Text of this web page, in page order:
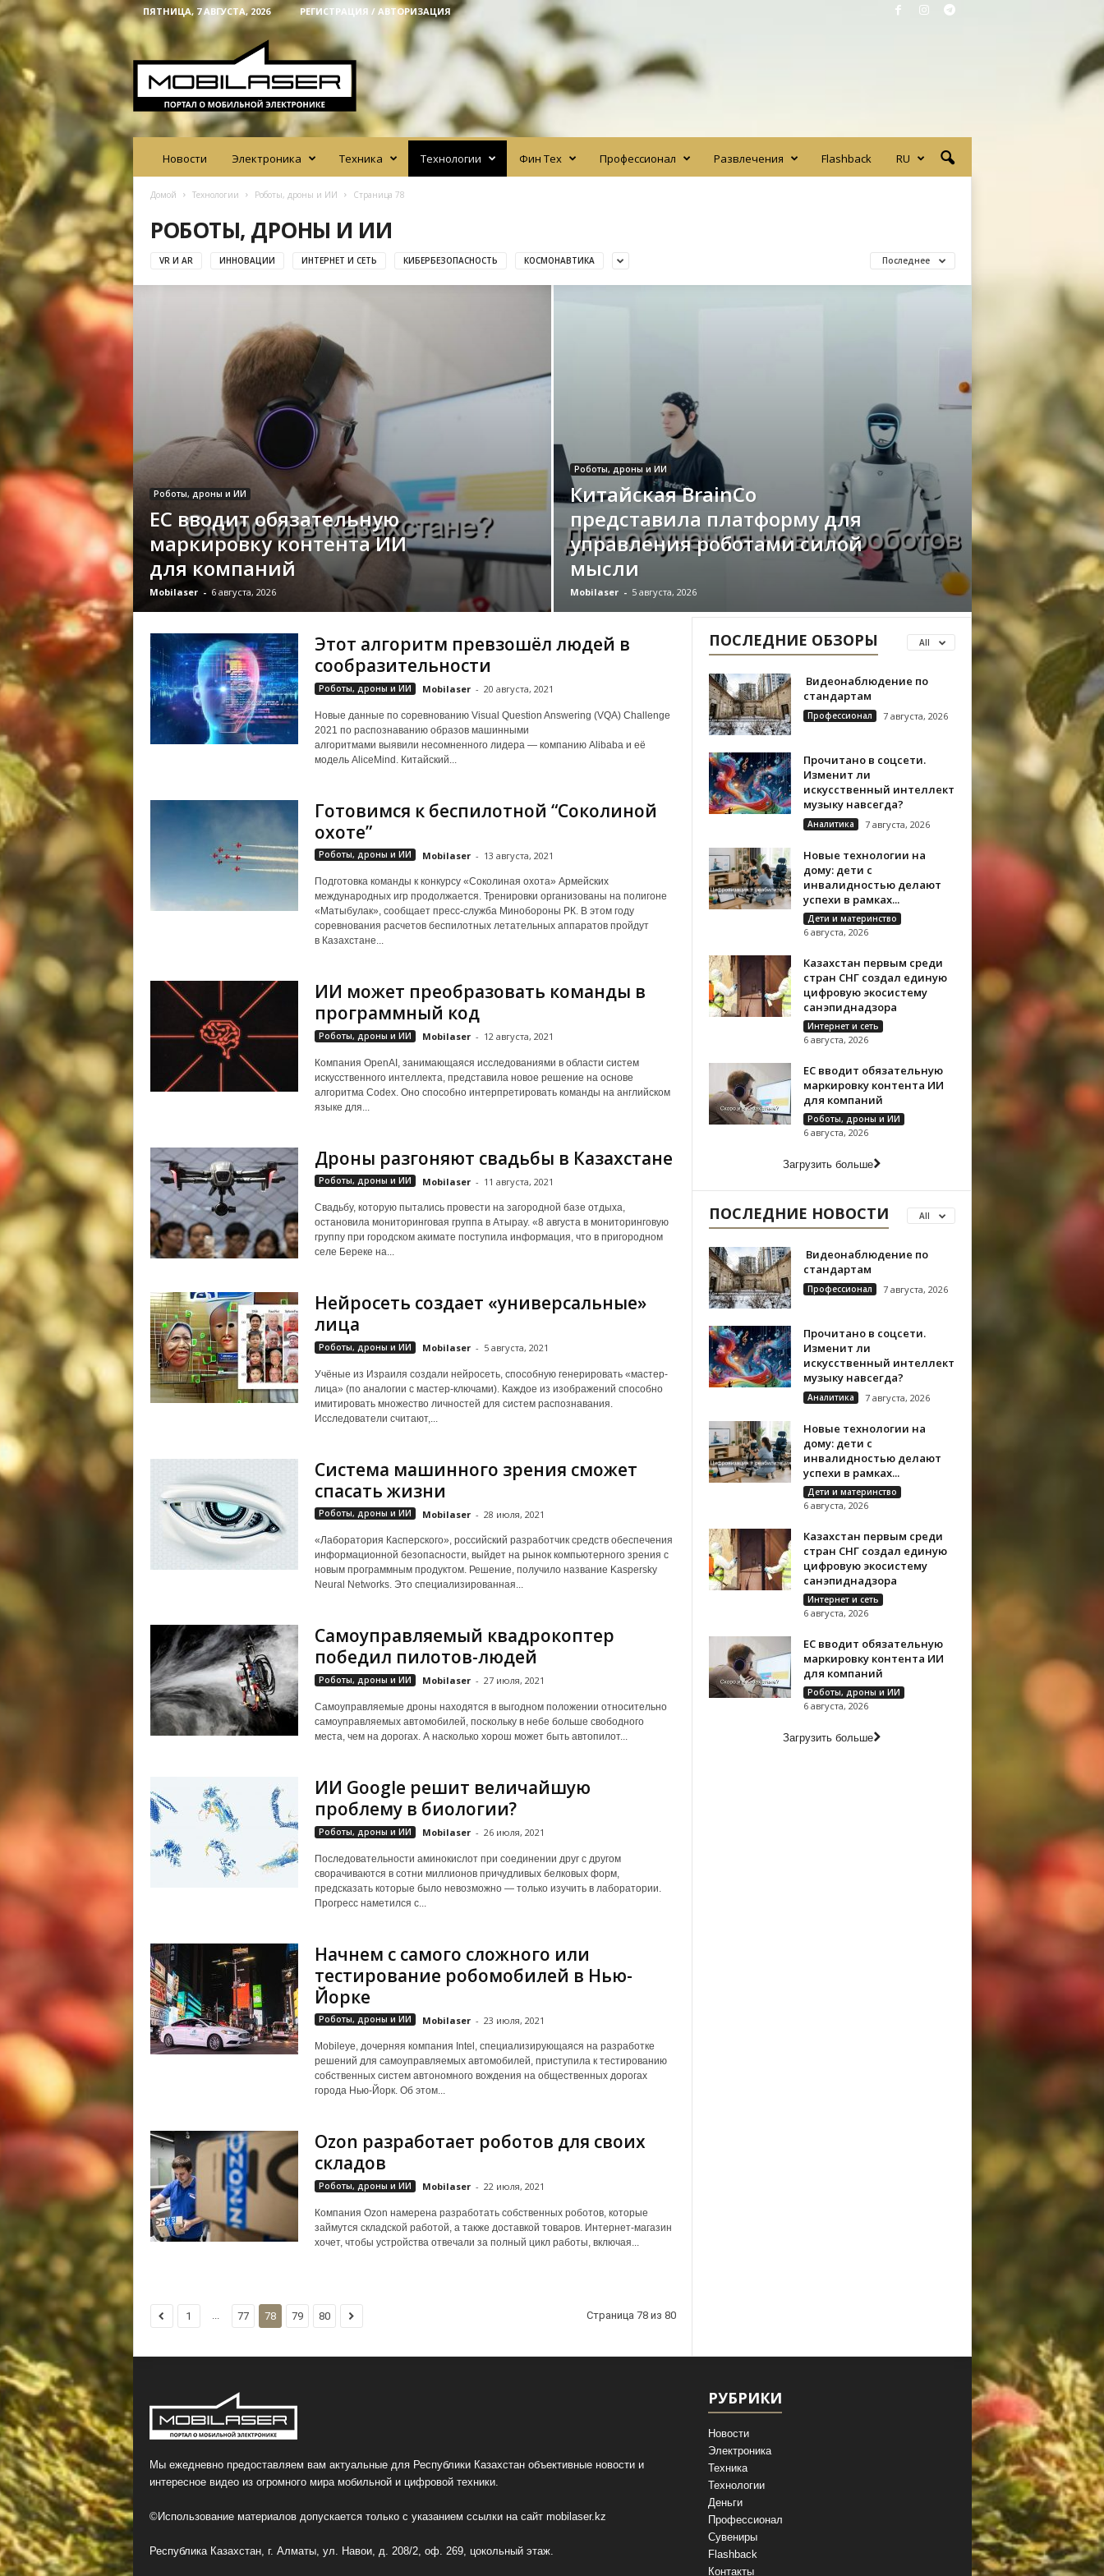
ПЯТНИЦА, 7 АВГУСТА, 2026 РЕГИСТРАЦИЯ / АВТОРИЗАЦИЯ
M
i
l
a
s
r
Новости Электроника Техника Технологии Фин Тех Профессионал Развлечения Flashback RU
Домой Технологии Роботы, дроны и ИИ Страница 78
РОБОТЫ, ДРОНЫ И ИИ
VR И AR ИННОВАЦИИ ИНТЕРНЕТ И СЕТЬ КИБЕРБЕЗОПАСНОСТЬ КОСМОНАВТИКА Последнее
Роботы, дроны и ИИ
ЕС вводит обязательную
маркировку контента ИИ
для компаний
Mobilaser - 6 августа, 2026
Роботы, дроны и ИИ
Китайская BrainCo
представила платформу для
управления роботами силой
мысли
Mobilaser - 5 августа, 2026
Этот алгоритм превзошёл людей в
сообразительности
Роботы, дроны и ИИ Mobilaser - 20 августа, 2021
Новые данные по соревнованию Visual Question Answering (VQA) Challenge
2021 по распознаванию образов машинными
алгоритмами выявили несомненного лидера — компанию Alibaba и её
модель AliceMind. Китайский...
Готовимся к беспилотной “Соколиной
охоте”
Роботы, дроны и ИИ Mobilaser - 13 августа, 2021
Подготовка команды к конкурсу «Соколиная охота» Армейских
международных игр продолжается. Тренировки организованы на полигоне
«Матыбулак», сообщает пресс-служба Минобороны РК. В этом году
соревнования расчетов беспилотных летательных аппаратов пройдут
в Казахстане...
ИИ может преобразовать команды в
программный код
Роботы, дроны и ИИ Mobilaser - 12 августа, 2021
Компания OpenAI, занимающаяся исследованиями в области систем
искусственного интеллекта, представила новое решение на основе
алгоритма Codex. Оно способно интерпретировать команды на английском
языке для...
Дроны разгоняют свадьбы в Казахстане
Роботы, дроны и ИИ Mobilaser - 11 августа, 2021
Свадьбу, которую пытались провести на загородной базе отдыха,
остановила мониторинговая группа в Атырау. «8 августа в мониторинговую
группу при городском акимате поступила информация, что в пригородном
селе Береке на...
Нейросеть создает «универсальные»
лица
Роботы, дроны и ИИ Mobilaser - 5 августа, 2021
Учёные из Израиля создали нейросеть, способную генерировать «мастер-
лица» (по аналогии с мастер-ключами). Каждое из изображений способно
имитировать множество личностей для систем распознавания.
Исследователи считают,...
Система машинного зрения сможет
спасать жизни
Роботы, дроны и ИИ Mobilaser - 28 июля, 2021
«Лаборатория Касперского», российский разработчик средств обеспечения
информационной безопасности, выйдет на рынок компьютерного зрения с
новым программным продуктом. Решение, получило название Kaspersky
Neural Networks. Это специализированная...
Самоуправляемый квадрокоптер
победил пилотов-людей
Роботы, дроны и ИИ Mobilaser - 27 июля, 2021
Самоуправляемые дроны находятся в выгодном положении относительно
самоуправляемых автомобилей, поскольку в небе больше свободного
места, чем на дорогах. А насколько хорош может быть автопилот...
ИИ Google решит величайшую
проблему в биологии?
Роботы, дроны и ИИ Mobilaser - 26 июля, 2021
Последовательности аминокислот при соединении друг с другом
сворачиваются в сотни миллионов причудливых белковых форм,
предсказать которые было невозможно — только изучить в лаборатории.
Прогресс наметился с...
Начнем с самого сложного или
тестирование робомобилей в Нью-
Йорке
Роботы, дроны и ИИ Mobilaser - 23 июля, 2021
Mobileye, дочерняя компания Intel, специализирующаяся на разработке
решений для самоуправляемых автомобилей, приступила к тестированию
собственных систем автономного вождения на общественных дорогах
города Нью-Йорк. Об этом...
Ozon разработает роботов для своих
складов
Роботы, дроны и ИИ Mobilaser - 22 июля, 2021
Компания Ozon намерена разработать собственных роботов, которые
займутся складской работой, а также доставкой товаров. Интернет-магазин
хочет, чтобы устройства отвечали за полный цикл работы, включая...
1 77 78 79 80 Страница 78 из 80
ПОСЛЕДНИЕ ОБЗОРЫ All
Видеонаблюдение по
стандартам
Профессионал 7 августа, 2026
Прочитано в соцсети.
Изменит ли
искусственный интеллект
музыку навсегда?
Аналитика 7 августа, 2026
Новые технологии на
дому: дети с
инвалидностью делают
успехи в рамках...
Дети и материнство
6 августа, 2026
Казахстан первым среди
стран СНГ создал единую
цифровую экосистему
санэпиднадзора
Интернет и сеть
6 августа, 2026
ЕС вводит обязательную
маркировку контента ИИ
для компаний
Роботы, дроны и ИИ
6 августа, 2026
Загрузить больше
ПОСЛЕДНИЕ НОВОСТИ All
Видеонаблюдение по
стандартам
Профессионал 7 августа, 2026
Прочитано в соцсети.
Изменит ли
искусственный интеллект
музыку навсегда?
Аналитика 7 августа, 2026
Новые технологии на
дому: дети с
инвалидностью делают
успехи в рамках...
Дети и материнство
6 августа, 2026
Казахстан первым среди
стран СНГ создал единую
цифровую экосистему
санэпиднадзора
Интернет и сеть
6 августа, 2026
ЕС вводит обязательную
маркировку контента ИИ
для компаний
Роботы, дроны и ИИ
6 августа, 2026
Загрузить больше
Мы ежедневно предоставляем вам актуальные для Республики Казахстан объективные новости и
интересное видео из огромного мира мобильной и цифровой техники.
©Использование материалов допускается только с указанием ссылки на сайт mobilaser.kz
Республика Казахстан, г. Алматы, ул. Навои, д. 208/2, оф. 269, цокольный этаж.
РУБРИКИ
Новости
Электроника
Техника
Технологии
Деньги
Профессионал
Сувениры
Flashback
Контакты